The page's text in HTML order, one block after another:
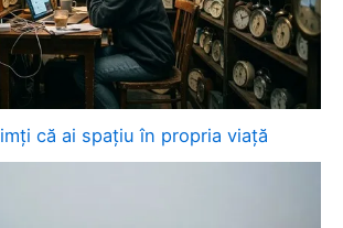
că ai spațiu în propria viață